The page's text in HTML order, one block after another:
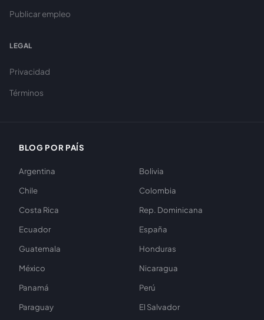
Publicar empleo
LEGAL
Privacidad
Términos
BLOG POR PAÍS
Argentina
Bolivia
Chile
Colombia
Costa Rica
Rep. Dominicana
Ecuador
España
Guatemala
Honduras
México
Nicaragua
Panamá
Perú
Paraguay
El Salvador